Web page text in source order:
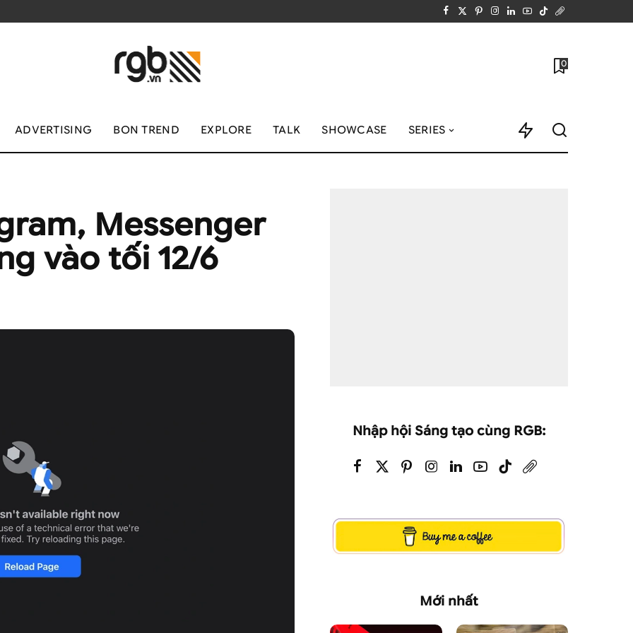
0
ADVERTISING BON TREND EXPLORE TALK SHOWCASE SERIES
Messenger
vào tối 12/6
Nhập hội Sáng tạo cùng RGB:
Mới nhất